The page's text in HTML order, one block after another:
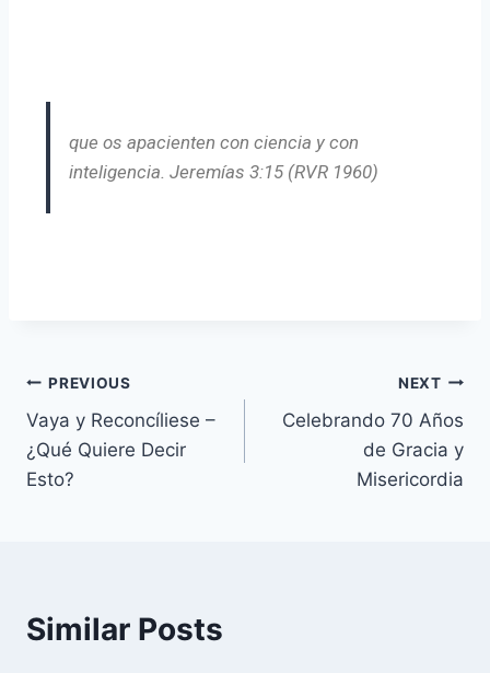
que os apacienten con ciencia y con
inteligencia. Jeremías 3:15 (RVR 1960)
PREVIOUS
Vaya y Reconcíliese –
¿Qué Quiere Decir
Esto?
NEXT
Celebrando 70 Años
de Gracia y
Misericordia
Similar Posts